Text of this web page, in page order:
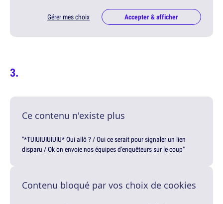
Gérer mes choix Accepter & afficher
Ce contenu n'existe plus
"*TUIUIUIUIUIU* Oui allô ? / Oui ce serait pour signaler un lien
disparu / Ok on envoie nos équipes d'enquêteurs sur le coup"
Contenu bloqué par vos choix de cookies